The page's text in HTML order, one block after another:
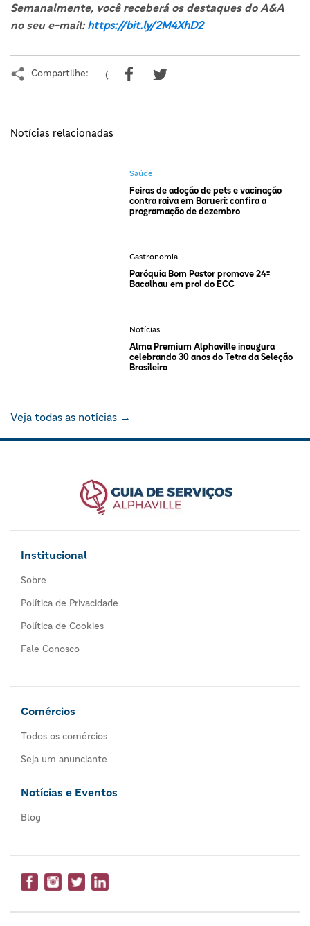
Semanalmente, você receberá os destaques do A&A
no seu e-mail:https://bit.ly/2M4XhD2
Compartilhe: (
Notícias relacionadas
Saúde
Feiras de adoção de pets e vacinação
contra raiva em Barueri: confira a
programação de dezembro
Gastronomia
Paróquia Bom Pastor promove 24º
Bacalhau em prol do ECC
Notícias
Alma Premium Alphaville inaugura
celebrando 30 anos do Tetra da Seleção
Brasileira
Veja todas as notícias →
Institucional
Sobre
Política de Privacidade
Política de Cookies
Fale Conosco
Comércios
Todos os comércios
Seja um anunciante
Notícias e Eventos
Blog